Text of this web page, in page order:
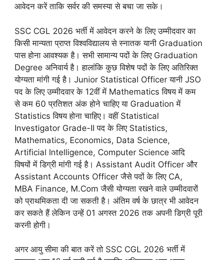
आवेदन करें ताकि सर्वर की समस्या से बचा जा सके।
SSC CGL 2026 भर्ती में आवेदन करने के लिए उम्मीदवार का
किसी मान्यता प्राप्त विश्वविद्यालय से स्नातक यानी Graduation
पास होना आवश्यक है। सभी सामान्य पदों के लिए Graduation
Degree अनिवार्य है। हालांकि कुछ विशेष पदों के लिए अतिरिक्त
योग्यता मांगी गई है। Junior Statistical Officer यानी JSO
पद के लिए उम्मीदवार के 12वीं में Mathematics विषय में कम
से कम 60 प्रतिशत अंक होने चाहिए या Graduation में
Statistics विषय होना चाहिए। वहीं Statistical
Investigator Grade-II पद के लिए Statistics,
Mathematics, Economics, Data Science,
Artificial Intelligence, Computer Science आदि
विषयों में डिग्री मांगी गई है। Assistant Audit Officer और
Assistant Accounts Officer जैसे पदों के लिए CA,
MBA Finance, M.Com जैसी योग्यता रखने वाले उम्मीदवारों
को प्राथमिकता दी जा सकती है। अंतिम वर्ष के छात्र भी आवेदन
कर सकते हैं लेकिन उन्हें 01 अगस्त 2026 तक अपनी डिग्री पूरी
करनी होगी।
अगर आयु सीमा की बात करें तो SSC CGL 2026 भर्ती में